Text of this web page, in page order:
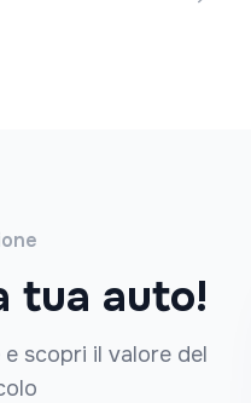
tua auto!
scopri il valore del